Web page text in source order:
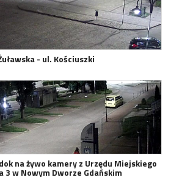
- ul. Kościuszki
na żywo kamery z Urzędu Miejskiego
w Nowym Dworze Gdańskim